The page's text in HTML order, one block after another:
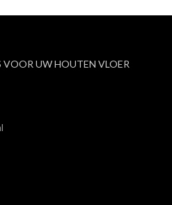
VOOR UW HOUTEN VLOER